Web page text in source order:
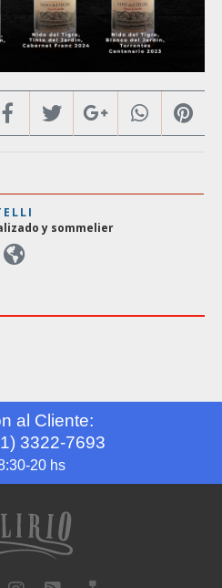
y sommelier
al Cliente:
3322-7693
20 hs